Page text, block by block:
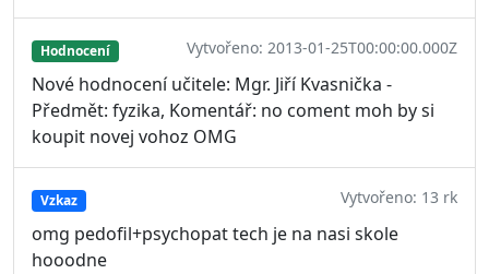
Hodnocení Vytvořeno: 2013-01-25T00:00:00.000Z
Nové hodnocení učitele: Mgr. Jiří Kvasnička -
Předmět: fyzika, Komentář: no coment moh by si
koupit novej vohoz OMG
Vzkaz Vytvořeno: 13 rk
omg pedofil+psychopat tech je na nasi skole
hooodne